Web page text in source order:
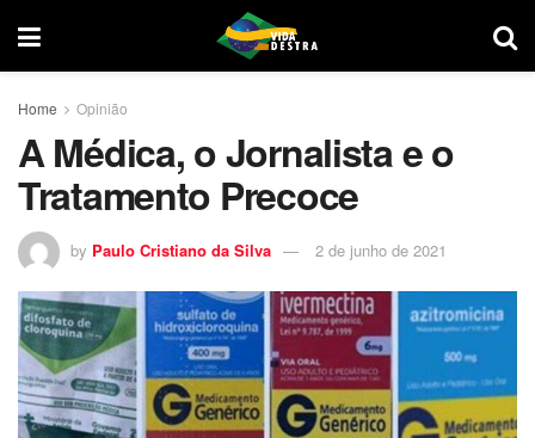
Home Opinião
A Médica, o Jornalista e o
Tratamento Precoce
by Paulo Cristiano da Silva 2 de junho de 2021